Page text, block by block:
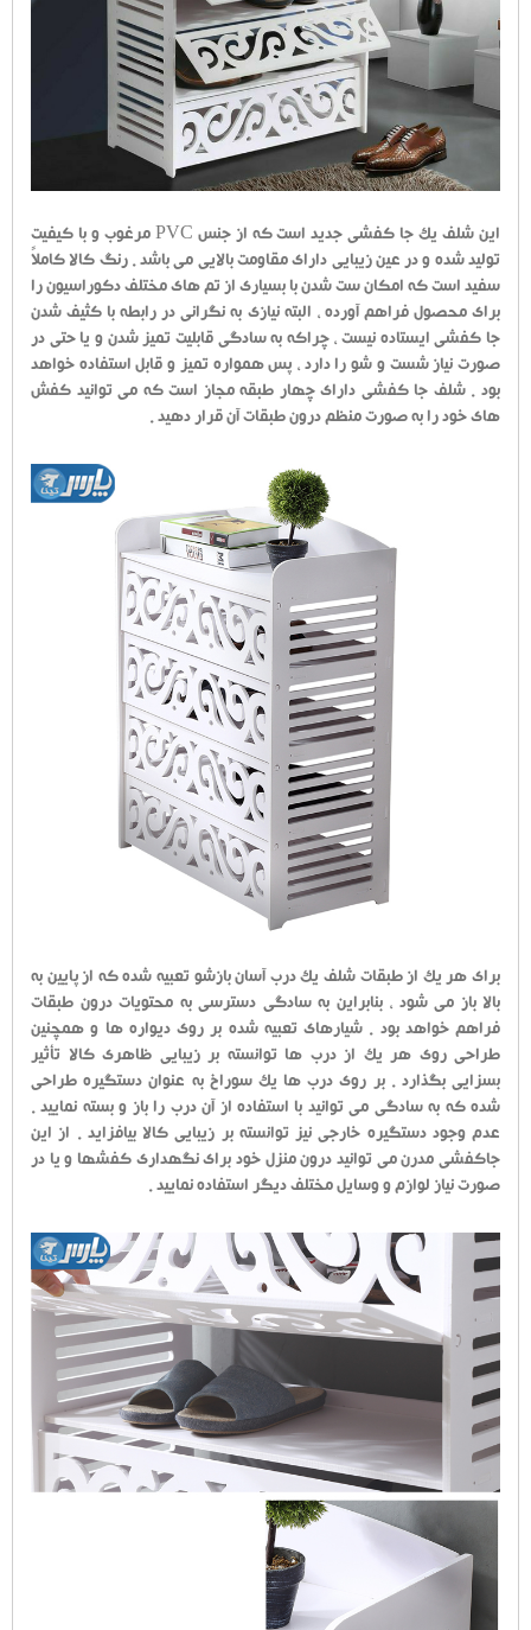
این شلف یک جا کفشی جدید است که از جنس PVC مرغوب و با کیفیت
تولید شده و در عین زیبایی دارای مقاومت بالایی می باشد . رنگ کالا کاملاً
سفید است که امکان ست شدن با بسیاری از تم های مختلف دکوراسیون را
برای محصول فراهم آورده ، البته نیازی به نگرانی در رابطه با کثیف شدن
جا کفشی ایستاده نیست ، چراکه به سادگی قابلیت تمیز شدن و یا حتی در
صورت نیاز شست و شو را دارد ، پس همواره تمیز و قابل استفاده خواهد
بود . شلف جا کفشی دارای چهار طبقه مجاز است که می توانید کفش
های خود را به صورت منظم درون طبقات آن قرار دهید .
برای هر یک از طبقات شلف یک درب آسان بازشو تعبیه شده که از پایین به
بالا باز می شود ، بنابراین به سادگی دسترسی به محتویات درون طبقات
فراهم خواهد بود . شیارهای تعبیه شده بر روی دیواره ها و همچنین
طراحی روی هر یک از درب ها توانسته بر زیبایی ظاهری کالا تأثیر
بسزایی بگذارد . بر روی درب ها یک سوراخ به عنوان دستگیره طراحی
شده که به سادگی می توانید با استفاده از آن درب را باز و بسته نمایید .
عدم وجود دستگیره خارجی نیز توانسته بر زیبایی کالا بیافزاید . از این
جاکفشی مدرن می توانید درون منزل خود برای نگهداری کفشها و یا در
صورت نیاز لوازم و وسایل مختلف دیگر استفاده نمایید .